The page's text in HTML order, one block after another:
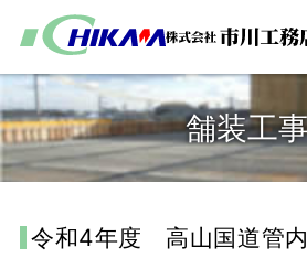
舗装工
令和4年度 高山国道管